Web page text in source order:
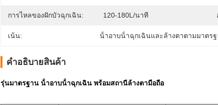
การไหลของฝักบัวฉุกเฉิน: 120-180L/นาที
เน้น: น้ําอาบน้ําฉุกเฉินและล้างตาตามมาตร
คําอธิบายสินค้า
รุ่นมาตรฐาน น้ําอาบน้ําฉุกเฉิน พร้อมสถานีล้างตามือถือ